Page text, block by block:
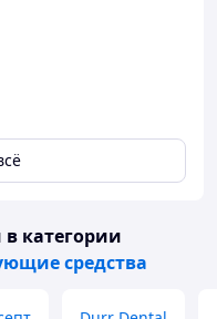
виде
в категории
средства